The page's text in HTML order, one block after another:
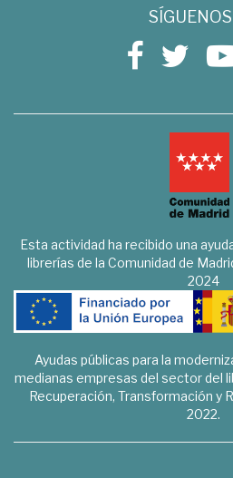
Esta actividad ha recibido una
librerías de la Comunidad de
2024
Ayudas públicas para la
medianas empresas del sector del
Recuperación, Transformación y
2022.